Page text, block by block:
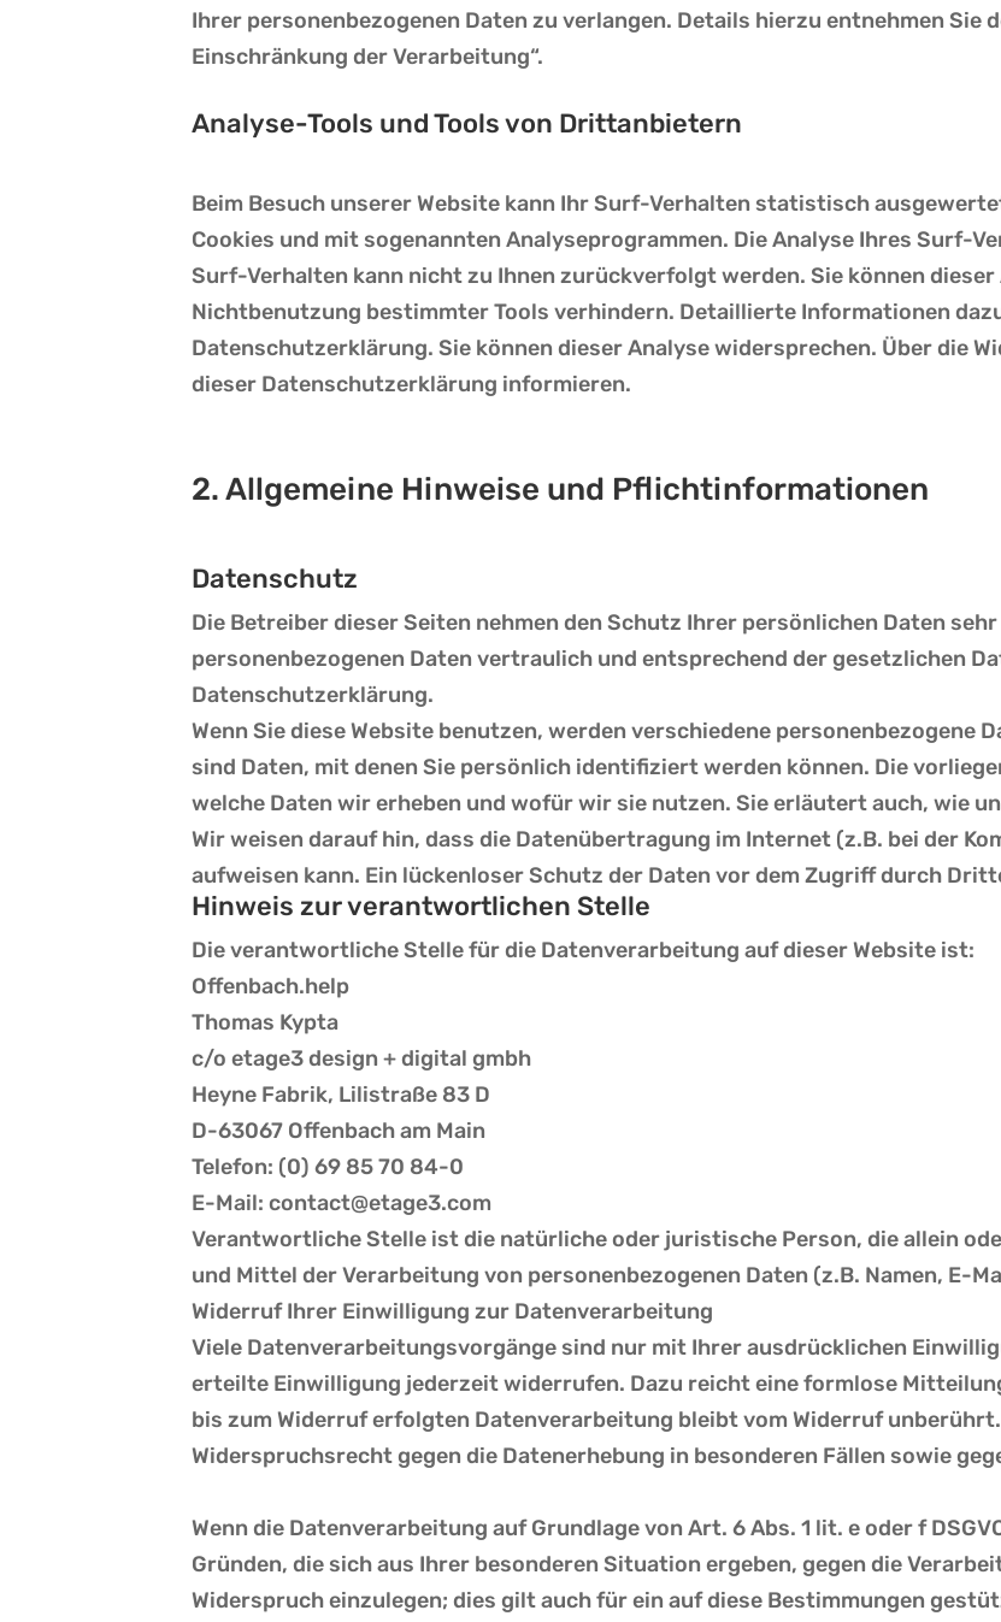
Ihrer personenbezogenen Daten zu verlangen. Details hierzu entnehmen
Einschränkung der Verarbeitung“.
Analyse-Tools und Tools von Drittanbietern
Beim Besuch unserer Website kann Ihr Surf-Verhalten statistisch
Cookies und mit sogenannten Analyseprogrammen. Die Analyse Ihres Surf-
Surf-Verhalten kann nicht zu Ihnen zurückverfolgt werden. Sie können
Nichtbenutzung bestimmter Tools verhindern. Detaillierte Informationen
Datenschutzerklärung.Sie können dieser Analyse widersprechen. Über die
dieser Datenschutzerklärung informieren.
2. Allgemeine Hinweise und Pflichtinformationen
Datenschutz
Die Betreiber dieser Seiten nehmen den Schutz Ihrer persönlichen Daten
personenbezogenen Daten vertraulich und entsprechend der gesetzlichen
Datenschutzerklärung.
Wenn Sie diese Website benutzen, werden verschiedene personenbezogene
sind Daten, mit denen Sie persönlich identifiziert werden können. Die
welche Daten wir erheben und wofür wir sie nutzen. Sie erläutert auch, wie
Wir weisen darauf hin, dass die Datenübertragung im Internet (z.B. bei der
aufweisen kann. Ein lückenloser Schutz der Daten vor dem Zugriff durch
Hinweis zur verantwortlichen Stelle
Die verantwortliche Stelle für die Datenverarbeitung auf dieser Website ist:
Offenbach.help
Thomas Kypta
c/o etage3 design + digital gmbh
Heyne Fabrik, Lilistraße 83 D
D-63067 Offenbach am Main
Telefon: (0) 69 85 70 84-0
E-Mail: contact@etage3.com
Verantwortliche Stelle ist die natürliche oder juristische Person, die allein
und Mittel der Verarbeitung von personenbezogenen Daten (z.B. Namen, E-
Widerruf Ihrer Einwilligung zur Datenverarbeitung
Viele Datenverarbeitungsvorgänge sind nur mit Ihrer ausdrücklichen
erteilte Einwilligung jederzeit widerrufen. Dazu reicht eine formlose
bis zum Widerruf erfolgten Datenverarbeitung bleibt vom Widerruf unberührt.
Widerspruchsrecht gegen die Datenerhebung in besonderen Fällen sowie
Wenn die Datenverarbeitung auf Grundlage von Art. 6 Abs. 1 lit. e oder f
Gründen, die sich aus Ihrer besonderen Situation ergeben, gegen die
Widerspruch einzulegen; dies gilt auch für ein auf diese Bestimmungen